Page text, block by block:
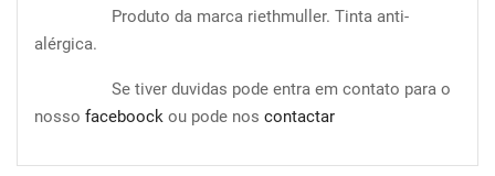
Produto da marca riethmuller. Tinta anti-
alérgica.
Se tiver duvidas pode entra em contato para o
nosso faceboock ou pode nos contactar